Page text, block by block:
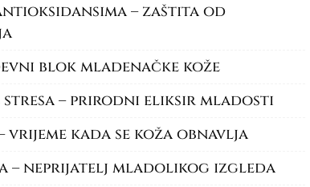
– zaštita od
blok mladenačke kože
stresa – prirodni eliksir mladosti
vrijeme kada se koža obnavlja
– neprijatelj mladolikog izgleda